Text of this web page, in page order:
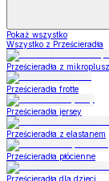
Pokaż wszystko
Wszystko z Prześcieradła
Prześcieradła z
Prześcieradła frotte
Prześcieradła jersey
Prześcieradła z elastanem
Prześcieradła płócienne
Prześcieradła dla dzieci